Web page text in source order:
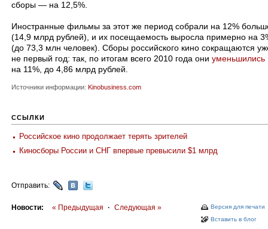
сборы — на 12,5%.
Иностранные фильмы за этот же период собрали на 12%
(14,9 млрд рублей), и их посещаемость выросла примерно на
(до 73,3 млн человек). Сборы российского кино сокращаются
не первый год: так, по итогам всего 2010 года они уменьшились
на 11%, до 4,86 млрд рублей.
Источники информации: Kinobusiness.com
ССЫЛКИ
Российское кино продолжает терять зрителей
Киносборы России и СНГ впервые превысили $1 млрд
Отправить:
Версия для печати
Вставить в блог
Новости: « Предыдущая · Следующая »